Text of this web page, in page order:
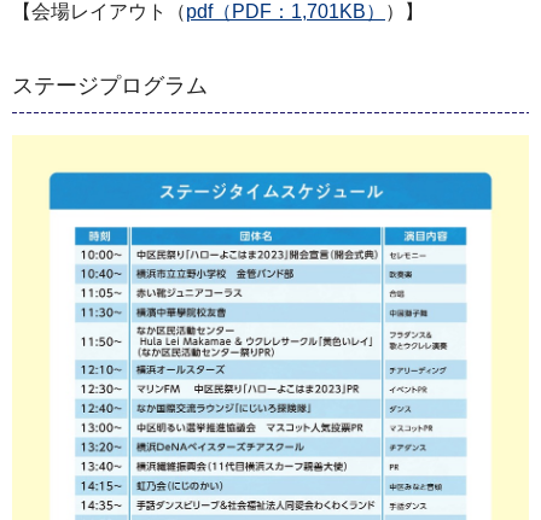
【会場レイアウト（pdf（PDF：1,701KB） ）】
ステージプログラム